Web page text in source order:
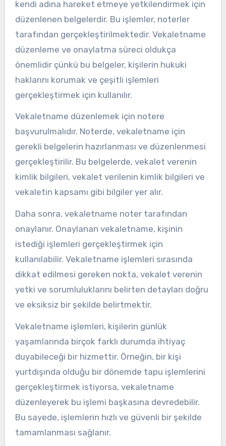
kendi adına hareket etmeye yetkilendirmek için
düzenlenen belgelerdir. Bu işlemler, noterler
tarafından gerçekleştirilmektedir. Vekaletname
düzenleme ve onaylatma süreci oldukça
önemlidir çünkü bu belgeler, kişilerin hukuki
haklarını korumak ve çeşitli işlemleri
gerçekleştirmek için kullanılır.
Vekaletname düzenlemek için notere
başvurulmalıdır. Noterde, vekaletname için
gerekli belgelerin hazırlanması ve düzenlenmesi
gerçekleştirilir. Bu belgelerde, vekalet verenin
kimlik bilgileri, vekalet verilenin kimlik bilgileri ve
vekaletin kapsamı gibi bilgiler yer alır.
Daha sonra, vekaletname noter tarafından
onaylanır. Onaylanan vekaletname, kişinin
istediği işlemleri gerçekleştirmek için
kullanılabilir. Vekaletname işlemleri sırasında
dikkat edilmesi gereken nokta, vekalet verenin
yetki ve sorumluluklarını belirten detayları doğru
ve eksiksiz bir şekilde belirtmektir.
Vekaletname işlemleri, kişilerin günlük
yaşamlarında birçok farklı durumda ihtiyaç
duyabileceği bir hizmettir. Örneğin, bir kişi
yurtdışında olduğu bir dönemde tapu işlemlerini
gerçekleştirmek istiyorsa, vekaletname
düzenleyerek bu işlemi başkasına devredebilir.
Bu sayede, işlemlerin hızlı ve güvenli bir şekilde
tamamlanması sağlanır.